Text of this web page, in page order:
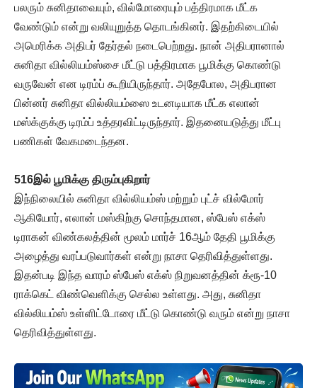
பலரும் சுனிதாவையும், வில்மோரையும் பத்திரமாக மீட்க
வேண்டும் என்று வலியுறுத்த தொடங்கினர். இதற்கிடையில்
அமெரிக்க அதிபர் தேர்தல் நடைபெற்றது. நான் அதிபரானால்
சுனிதா வில்லியம்ஸ்சை மீட்டு பத்திரமாக பூமிக்கு கொண்டு
வருவேன் என டிரம்ப் கூறியிருந்தார். அதேபோல, அதிபரான
பின்னர் சுனிதா வில்லியம்ஸை உடனடியாக மீட்க எலான்
மஸ்க்குக்கு டிரம்ப் உத்தரவிட்டிருந்தார். இதனையடுத்து மீட்பு
பணிகள் வேகமடைந்தன.
516இல் பூமிக்கு திரும்புகிறார்
இந்நிலையில் சுனிதா வில்லியம்ஸ் மற்றும் புட்ச் வில்மோர்
ஆகியோர், எலான் மஸ்கிற்கு சொந்தமான, ஸ்பேஸ் எக்ஸ்
டிராகன் விண்கலத்தின் மூலம் மார்ச் 16ஆம் தேதி பூமிக்கு
அழைத்து வரப்படுவார்கள் என்று நாசா தெரிவித்துள்ளது.
இதன்படி இந்த வாரம் ஸ்பேஸ் எக்ஸ் நிறுவனத்தின் க்ரூ-10
ராக்கெட் விண்வெளிக்கு செல்ல உள்ளது. அது, சுனிதா
வில்லியம்ஸ் உள்ளிட்டோரை மீட்டு கொண்டு வரும் என்று நாசா
தெரிவித்துள்ளது.